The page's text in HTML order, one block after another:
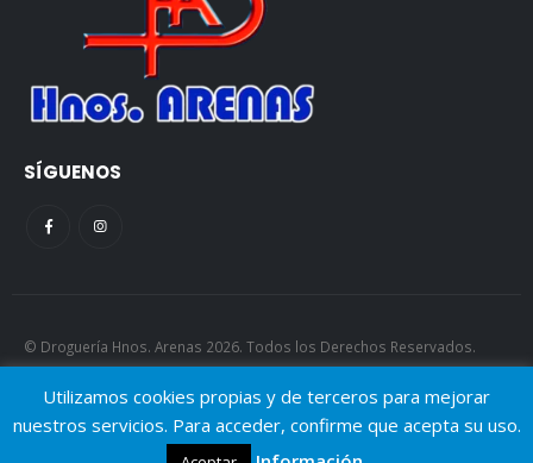
SÍGUENOS
© Droguería Hnos. Arenas 2026. Todos los Derechos Reservados.
AJGP.
Utilizamos cookies propias y de terceros para mejorar
nuestros servicios. Para acceder, confirme que acepta su uso.